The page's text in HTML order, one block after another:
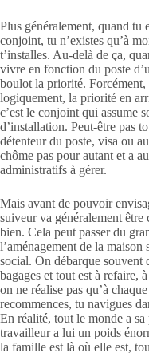
Plus généralement, quand tu
conjoint, tu n’existes qu’à
t’installes. Au-delà de ça,
vivre en fonction du poste
boulot la priorité. Forcément,
logiquement, la priorité en
c’est le conjoint qui assume
d’installation. Peut-être pas
détenteur du poste, visa ou
chôme pas pour autant et a
administratifs à gérer.
Mais avant de pouvoir
suiveur va généralement
bien. Cela peut passer du
l’aménagement de la
social. On débarque souvent
bagages et tout est à refaire,
on ne réalise pas qu’à
recommences, tu navigues
En réalité, tout le monde a
travailleur a lui un poids
la famille est là où elle est,